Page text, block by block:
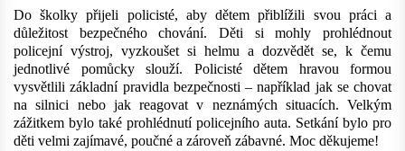
Do školky přijeli policisté, aby dětem přiblížili svou práci a
důležitost bezpečného chování. Děti si mohly prohlédnout
policejní výstroj, vyzkoušet si helmu a dozvědět se, k čemu
jednotlivé pomůcky slouží. Policisté dětem hravou formou
vysvětlili základní pravidla bezpečnosti – například jak se chovat
na silnici nebo jak reagovat v neznámých situacích. Velkým
zážitkem bylo také prohlédnutí policejního auta. Setkání bylo pro
děti velmi zajímavé, poučné a zároveň zábavné. Moc děkujeme!